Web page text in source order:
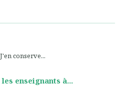
conserve...
enseignants à...